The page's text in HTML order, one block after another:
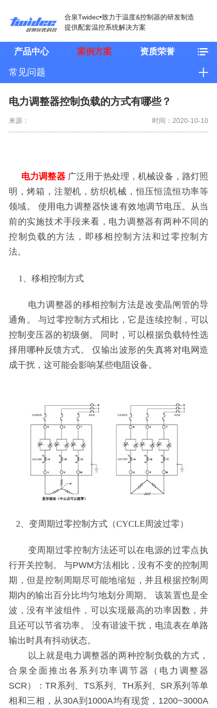
合泉Twidec•致力于温度&控制器的研发制造
提供配套温控系统解决方案
产品中心 案例方案 资质荣誉
常见问题
电力调整器控制负载的方式有哪些？
来源： 时间：2020-10-10
电力调整器 广泛用于热处理，机械设备，路灯照
明，烤箱，注塑机，纺织机械，恒压恒流恒功率等
领域。 使用电力调整器快速有效地调节电压。从当
前的实施技术手段来看，电力调整器有两种不同的
控制负载的方法，即移相控制方法和过零控制方
法。
1、移相控制方式
电力调整器的移相控制方法是改变晶闸管的导
通角。 与过零控制方式相比，它是连续控制，可以
控制变压器的初级侧。 同时，可以根据负载特性选
择用哪种反馈方式。 仅输出波形的失真将对电网造
成干扰，这可能会影响某些电阻设备。
2、变周期过零控制方式（CYCLE周波过零）
变周期过零控制方法还可以在电源的过零点执
行开关控制。 与PWM方法相比，没有不变的控制周
期，但是控制周期尽可能地缩短，并且根据控制周
期内的输出百分比均匀地划分周期。 该装置也是全
波，没有半波组件，可以实现最高的功率因数，并
且还可以节省功率。 没有谐波干扰，电流表在单路
输出时具有抖动状态。
以上就是电力调整器的两种控制负载的方式，
合泉全面推出各系列功率调节器（电力调整器
SCR）：TR系列、TS系列、TH系列、SR系列等单
相和三相，从30A到1000A均有现货，1200~3000A